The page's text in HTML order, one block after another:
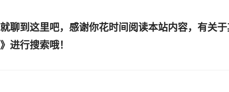
聊到这里吧，感谢你花时间阅读本站内容，有关
进行搜索哦！